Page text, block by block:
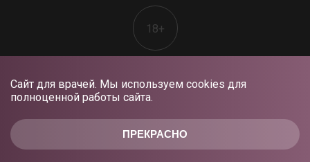
ПРЕКРАСНО
Сайт для врачей. Мы используем cookies для
полноценной работы сайта.
18+